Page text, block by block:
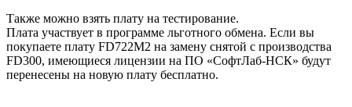
Также можно взять плату на тестирование.
Плата участвует в программе льготного обмена. Если вы
покупаете плату FD722M2 на замену снятой с производства
FD300, имеющиеся лицензии на ПО «СофтЛаб-НСК» будут
перенесены на новую плату бесплатно.